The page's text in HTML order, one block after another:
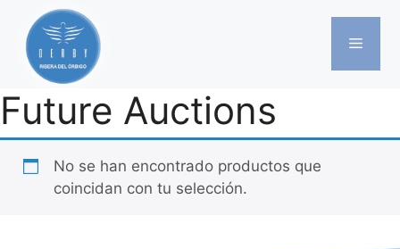
Future Auctions
No se han encontrado productos que
coincidan con tu selección.